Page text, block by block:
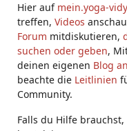
Hier auf mein.yoga-
treffen, Videos
Forum mitdiskutieren,
suchen oder geben,
deinen eigenen Blog
beachte die Leitlinien
Community.
Falls du Hilfe